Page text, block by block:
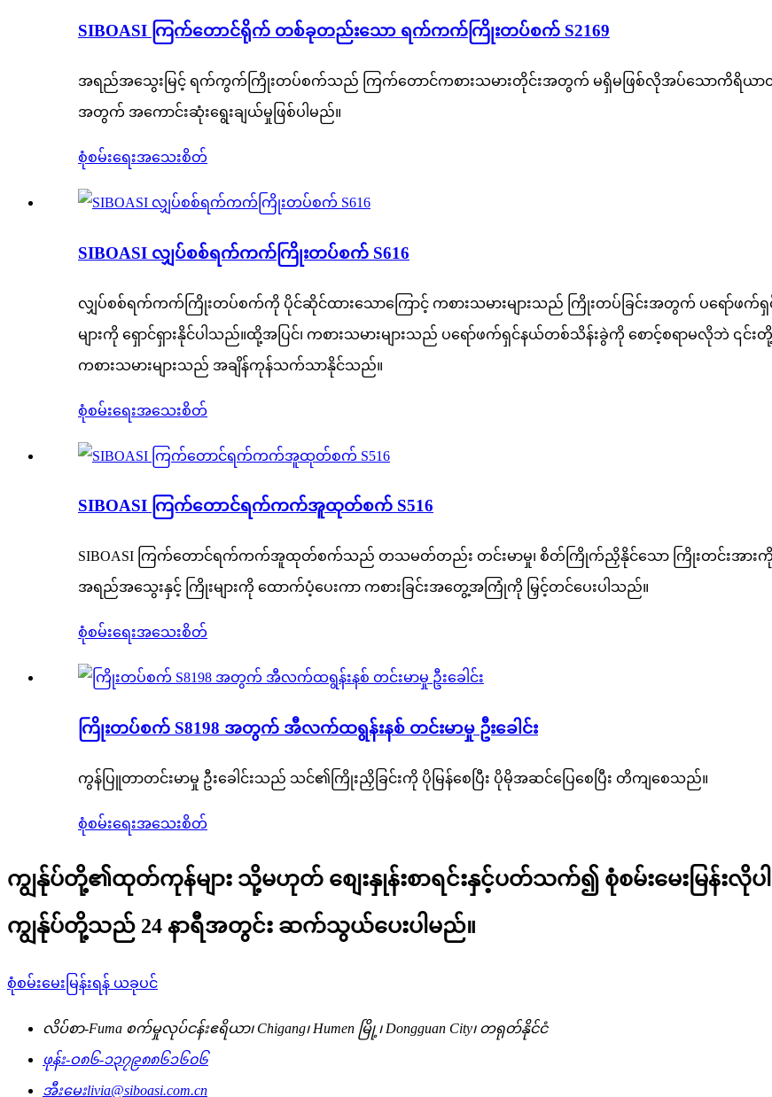
SIBOASI ကြက်တောင်ရိုက် တစ်ခုတည်းသော ရက်ကက်ကြိုးတပ်စက် S2169
အရည်အသွေးမြင့် ရက်ကွက်ကြိုးတပ်စက်သည် ကြက်တောင်ကစားသမားတိုင်းအတွက် မရှိမဖြစ်လိုအပ်သောကိရိယာ
အတွက် အကောင်းဆုံးရွေးချယ်မှုဖြစ်ပါမည်။
စုံစမ်းရေးအသေးစိတ်
SIBOASI လျှပ်စစ်ရက်ကက်ကြိုးတပ်စက် S616
လျှပ်စစ်ရက်ကက်ကြိုးတပ်စက်ကို ပိုင်ဆိုင်ထားသောကြောင့် ကစားသမားများသည် ကြိုးတပ်ခြင်းအတွက် ပရော်
များကို ရှောင်ရှားနိုင်ပါသည်။ထို့အပြင်၊ ကစားသမားများသည် ပရော်ဖက်ရှင်နယ်တစ်သိန်းခွဲကို စောင့်စရာမလိုဘဲ
ကစားသမားများသည် အချိန်ကုန်သက်သာနိုင်သည်။
စုံစမ်းရေးအသေးစိတ်
SIBOASI ကြက်တောင်ရက်ကက်အူထုတ်စက် S516
SIBOASI ကြက်တောင်ရက်ကက်အူထုတ်စက်သည် တသမတ်တည်း တင်းမာမှု၊ စိတ်ကြိုက်ညှိနိုင်သော ကြိုးတင်းအားကို
အရည်အသွေးနှင့် ကြိုးများကို ထောက်ပံ့ပေးကာ ကစားခြင်းအတွေ့အကြုံကို မြှင့်တင်ပေးပါသည်။
စုံစမ်းရေးအသေးစိတ်
ကြိုးတပ်စက် S8198 အတွက် အီလက်ထရွန်းနစ် တင်းမာမှု ဦးခေါင်း
ကွန်ပြူတာတင်းမာမှု ဦးခေါင်းသည် သင်၏ကြိုးညှိခြင်းကို ပိုမြန်စေပြီး ပိုမိုအဆင်ပြေစေပြီး တိကျစေသည်။
စုံစမ်းရေးအသေးစိတ်
ကျွန်ုပ်တို့၏ထုတ်ကုန်များ သို့မဟုတ် စျေးနှုန်းစာရင်းနှင့်ပတ်သက်၍ စုံစမ်းမေးမြန်းလို
ကျွန်ုပ်တို့သည် 24 နာရီအတွင်း ဆက်သွယ်ပေးပါမည်။
စုံစမ်းမေးမြန်းရန် ယခုပင်
လိပ်စာ-Fuma စက်မှုလုပ်ငန်းဧရိယာ၊ Chigang၊ Humen မြို့၊ Dongguan City၊ တရုတ်နိုင်ငံ
ဖုန်း-ဝ၈၆-၁၃၇၉၈၈၆၁၆၀၆
အီးမေးlivia@siboasi.com.cn